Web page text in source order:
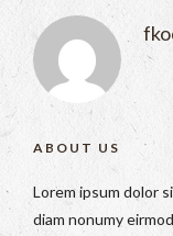
ABOUT US
Lorem ipsum dolor
diam nonumy